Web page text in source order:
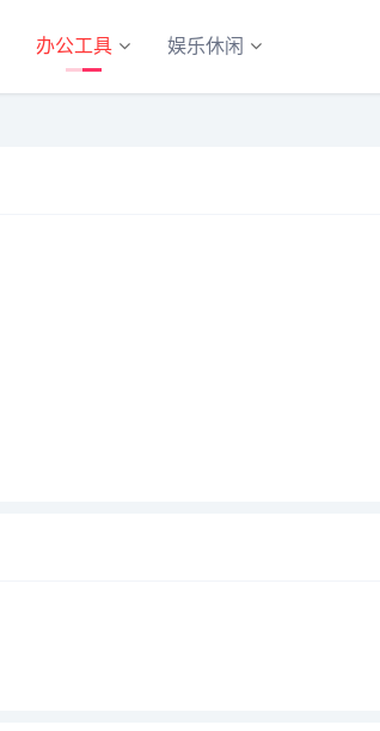
办公工具 娱乐休闲